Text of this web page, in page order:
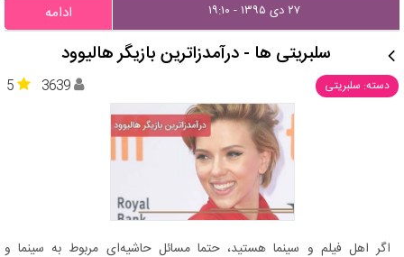
۲۷ دی ۱۳۹۵ - ۱۹:۱۰ ادامه
سلبریتی ها - درآمدزاترین بازیگر هالیوود
دسته: سلبریتی 5 3639
اگر اهل فیلم و سینما هستید، حتما مسائل حاشیه‌ای مربوط به سینما و